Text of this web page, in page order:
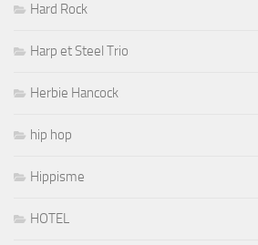
Hard Rock
Harp et Steel Trio
Herbie Hancock
hip hop
Hippisme
HOTEL